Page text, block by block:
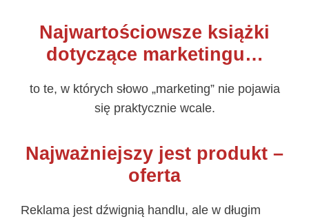
Najwartościowsze książki
dotyczące marketingu…
to te, w których słowo „marketing” nie pojawia
się praktycznie wcale.
Najważniejszy jest produkt –
oferta
Reklama jest dźwignią handlu, ale w długim